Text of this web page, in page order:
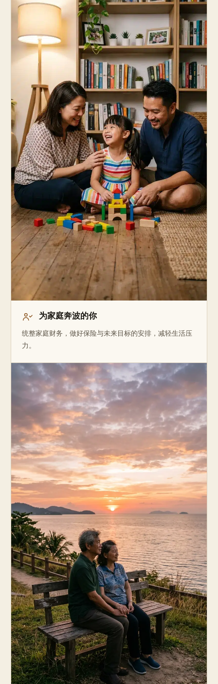
为家庭奔波的你
统整家庭财务，做好保险与未来目标的安排，减轻生活压
力。